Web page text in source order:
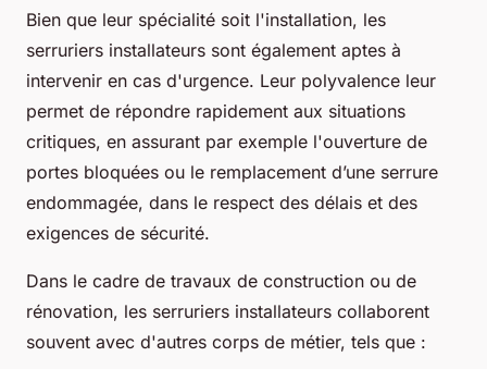
Bien que leur spécialité soit l'installation, les
serruriers installateurs sont également aptes à
intervenir en cas d'urgence. Leur polyvalence leur
permet de répondre rapidement aux situations
critiques, en assurant par exemple l'ouverture de
portes bloquées ou le remplacement d’une serrure
endommagée, dans le respect des délais et des
exigences de sécurité.
Dans le cadre de travaux de construction ou de
rénovation, les serruriers installateurs collaborent
souvent avec d'autres corps de métier, tels que :